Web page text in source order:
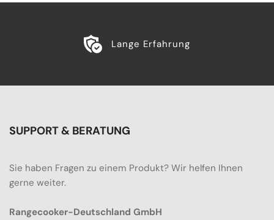
Lange Erfahrung
SUPPORT & BERATUNG
Sie haben Fragen zu einem Produkt? Wir helfen Ihnen
gerne weiter.
Rangecooker-Deutschland GmbH